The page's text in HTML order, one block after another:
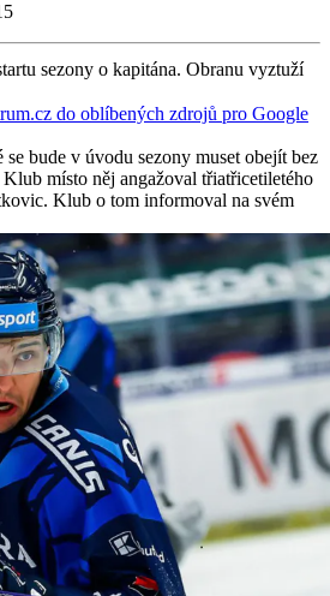
sezony o kapitána. Obranu vyztuží
do oblíbených zdrojů pro Google
bude v úvodu sezony muset obejít bez
místo něj angažoval třiatřicetiletého
Klub o tom informoval na svém